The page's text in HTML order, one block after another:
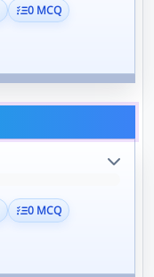
0 MCQ
0 MCQ